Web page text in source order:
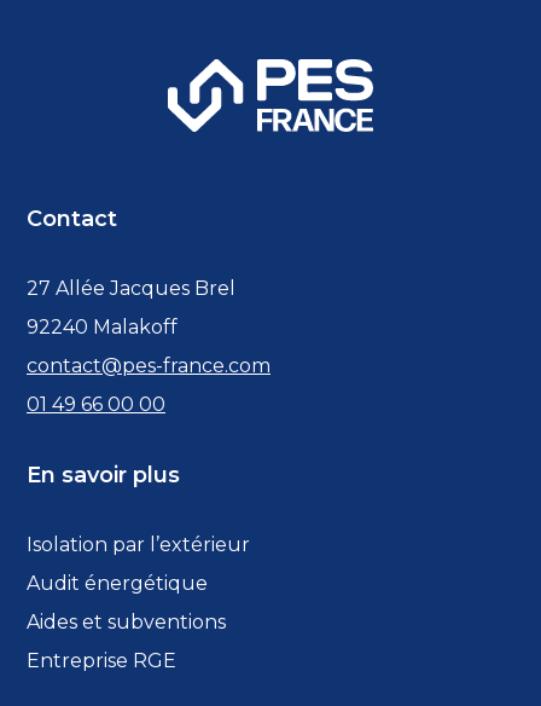
Contact
27 Allée Jacques Brel
92240 Malakoff
contact@pes-france.com
01 49 66 00 00
En savoir plus
Isolation par l’extérieur
Audit énergétique
Aides et subventions
Entreprise RGE